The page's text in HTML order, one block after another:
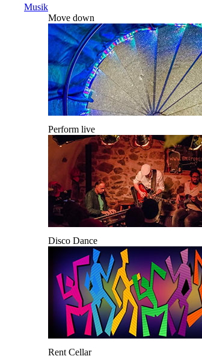
Musik
Move down
Perform live
Disco Dance
Rent Cellar